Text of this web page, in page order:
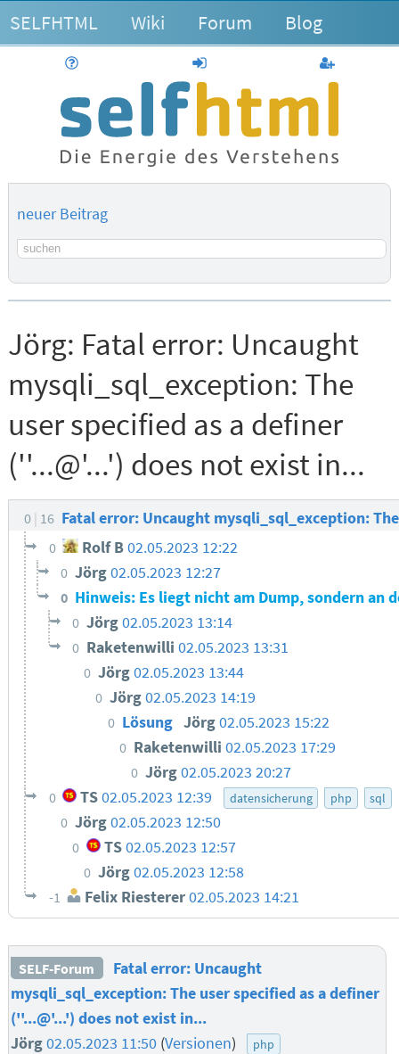
SELFHTML Wiki Forum Blog
anmelden
neuer Beitrag
Suchbegriff
Jörg: Fatal error: Uncaught
mysqli_sql_exception: The
user specified as a definer
(''...@'...') does not exist in...
0 16 Fatal error: Uncaught mysqli_sql_exception:
0 Rolf B02.05.2023 12:22
0 Jörg02.05.2023 12:27
0 Hinweis: Es liegt nicht am Dump, sondern an
0 Jörg02.05.2023 13:14
0 Raketenwilli 02.05.2023 13:31
0 Jörg02.05.2023 13:44
0 Jörg02.05.2023 14:19
0 Lösung Jörg02.05.2023 15:22
0 Raketenwilli 02.05.2023 17:29
0 Jörg02.05.2023 20:27
0 TS02.05.2023 12:39 datensicherung php sql
0 Jörg02.05.2023 12:50
0 TS02.05.2023 12:57
0 Jörg02.05.2023 12:58
-1 Felix Riesterer02.05.2023 14:21
SELF-Forum
Fatal error: Uncaught
mysqli_sql_exception: The user specified as a definer
(''...@'...') does not exist in...
Jörg02.05.2023 11:50 (Versionen) php